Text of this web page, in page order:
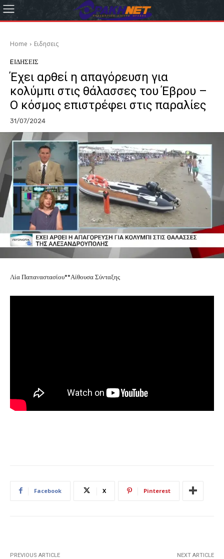
Home Eιδησεις
EΙΔΗΣΕΙΣ
Έχει αρθεί η απαγόρευση για
κολύμπι στις θάλασσες του Έβρου –
Ο κόσμος επιστρέφει στις παραλίες
31/07/2024
Λία Παπαναστασίου**Αίθουσα Σύνταξης
Facebook X Pinterest
PREVIOUS ARTICLE NEXT ARTICLE